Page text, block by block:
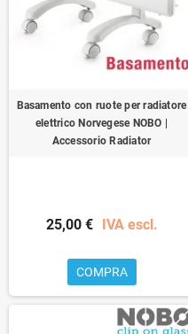
Basamento con ruote per radiatore
elettrico Norvegese NOBO |
Accessorio Radiator
25,00 € IVA escl.
COMPRA